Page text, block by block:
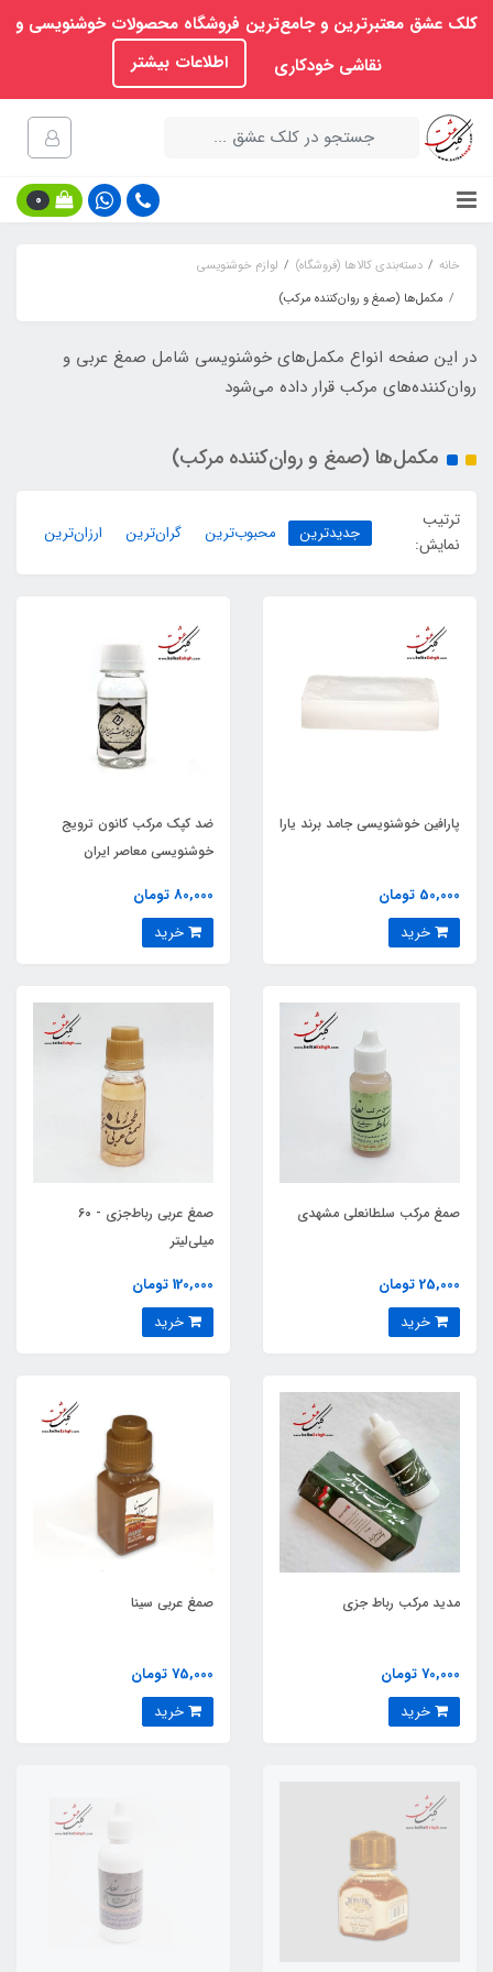
کلک عشق معتبرترین و جامع‌ترین فروشگاه محصولات خوشنویسی و
نقاشی خودکاری
اطلاعات بیشتر
0
خانه دسته‌بندی کالاها (فروشگاه)
لوازم خوشنویسی
مکمل‌ها (صمغ و روان‌کننده مرکب)
در این صفحه انواع مکمل‌های خوشنویسی شامل صمغ عربی و
روان‌کننده‌های مرکب قرار داده می‌شود
مکمل‌ها (صمغ و روان‌کننده مرکب)
ترتیب
نمایش:
جدیدترین محبوب‌ترین گران‌ترین ارزان‌ترین
پارافین خوشنویسی جامد برند یارا
50,000 تومان
ضد کپک مرکب کانون ترویج
خوشنویسی معاصر ایران
80,000 تومان
صمغ مرکب سلطانعلی مشهدی
25,000 تومان
صمغ عربی رباط‌جزی - 60
میلی‌لیتر
120,000 تومان
مدید مرکب رباط جزی
70,000 تومان
صمغ عربی سینا
75,000 تومان